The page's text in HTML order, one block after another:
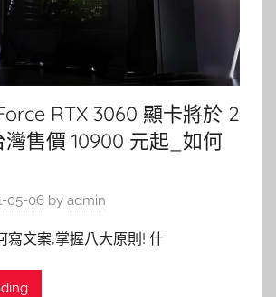
RTX 3060 顯卡將於 2
灣售價 10900 元起_如何
05-06 by admin
文案,掌握八大原則! 什